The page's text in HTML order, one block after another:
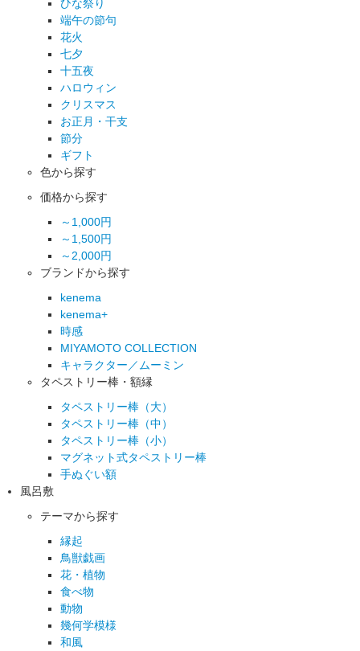
ひな祭り
端午の節句
花火
七夕
十五夜
ハロウィン
クリスマス
お正月・干支
節分
ギフト
色から探す
価格から探す
～1,000円
～1,500円
～2,000円
ブランドから探す
kenema
kenema+
時感
MIYAMOTO COLLECTION
キャラクター／ムーミン
タペストリー棒・額縁
タペストリー棒（大）
タペストリー棒（中）
タペストリー棒（小）
マグネット式タペストリー棒
手ぬぐい額
風呂敷
テーマから探す
縁起
鳥獣戯画
花・植物
食べ物
動物
幾何学模様
和風